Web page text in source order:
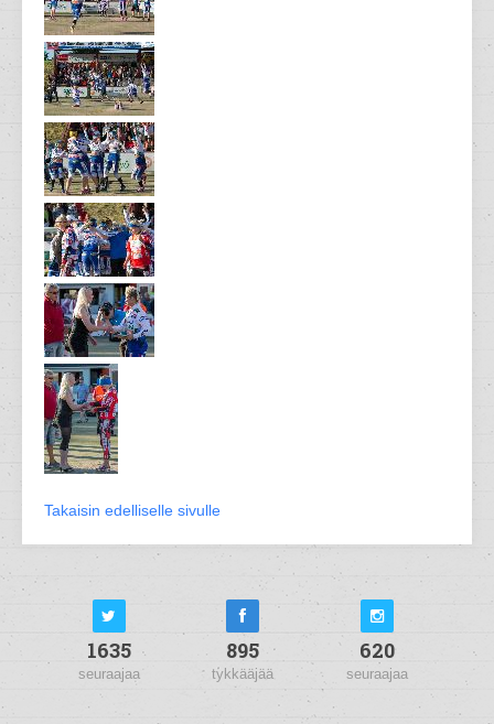
Takaisin edelliselle sivulle
1635
seuraajaa
895
tykkääjää
620
seuraajaa